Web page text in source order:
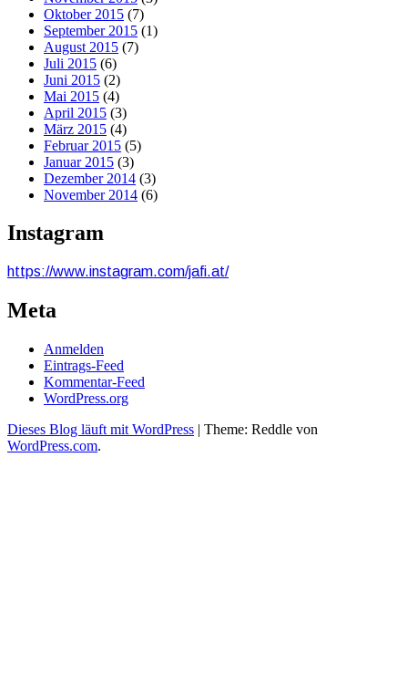
Oktober 2015 (7)
September 2015 (1)
August 2015 (7)
Juli 2015 (6)
Juni 2015 (2)
Mai 2015 (4)
April 2015 (3)
März 2015 (4)
Februar 2015 (5)
Januar 2015 (3)
Dezember 2014 (3)
November 2014 (6)
Instagram
https://www.instagram.com/jafi.at/
Meta
Anmelden
Eintrags-Feed
Kommentar-Feed
WordPress.org
Dieses Blog läuft mit WordPress | Theme: Reddle von
WordPress.com.